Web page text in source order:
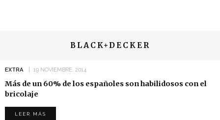
BLACK+DECKER
EXTRA 19 NOVIEMBRE, 2014
Más de un 60% de los españoles son habilidosos con el
bricolaje
LEER MÁS